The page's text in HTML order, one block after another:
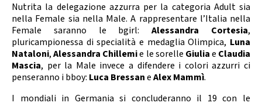
Nutrita la delegazione azzurra per la categoria Adult sia
nella Female sia nella Male. A rappresentare l’Italia nella
Female saranno le bgirl:Alessandra Cortesia,
pluricampionessa di specialità e medaglia Olimpica, Luna
Nataloni,Alessandra Chillemie le sorelle Giuliae Claudia
Mascia, per la Male invece a difendere i colori azzurri ci
penseranno i bboy: Luca BressaneAlex Mammì.
I mondiali in Germania si concluderanno il 19 con le